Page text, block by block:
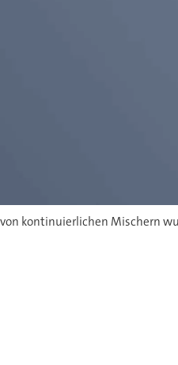
von kontinuierlichen Mischern